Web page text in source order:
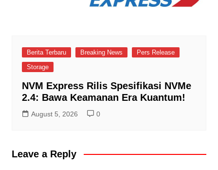
Berita Terbaru Breaking News
Pers Release
Storage
NVM Express Rilis Spesifikasi NVMe
2.4: Bawa Keamanan Era Kuantum!
August 5, 2026 0
Leave a Reply